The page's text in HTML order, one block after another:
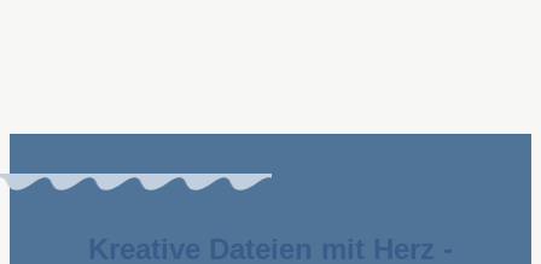
Kreative Dateien mit Herz -